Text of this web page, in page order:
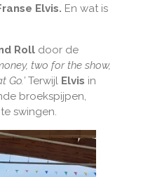
Elvis. En wat is
Roll door de
two for the show,
Go.’ Terwijl Elvis in
broekspijpen,
swingen.